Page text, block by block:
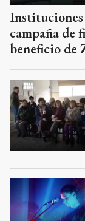
campaña de
beneficio de